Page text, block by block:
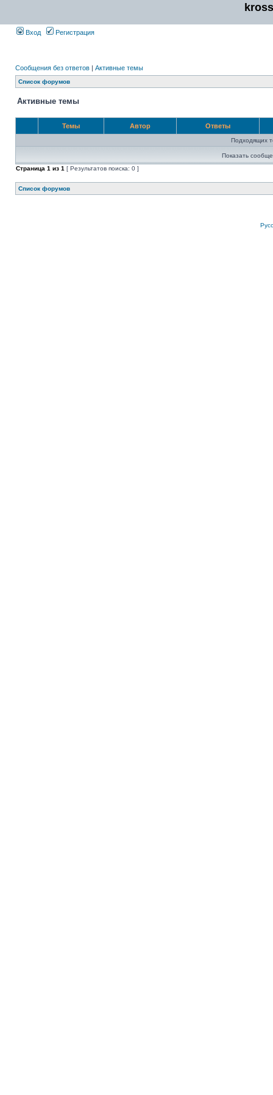
Вход Регистрация
Сообщения без ответов | Активные темы
Список форумов
Активные темы
Темы Автор Ответы
Подходящих
Показать
Страница 1 из 1 [ Результатов поиска: 0 ]
Список форумов